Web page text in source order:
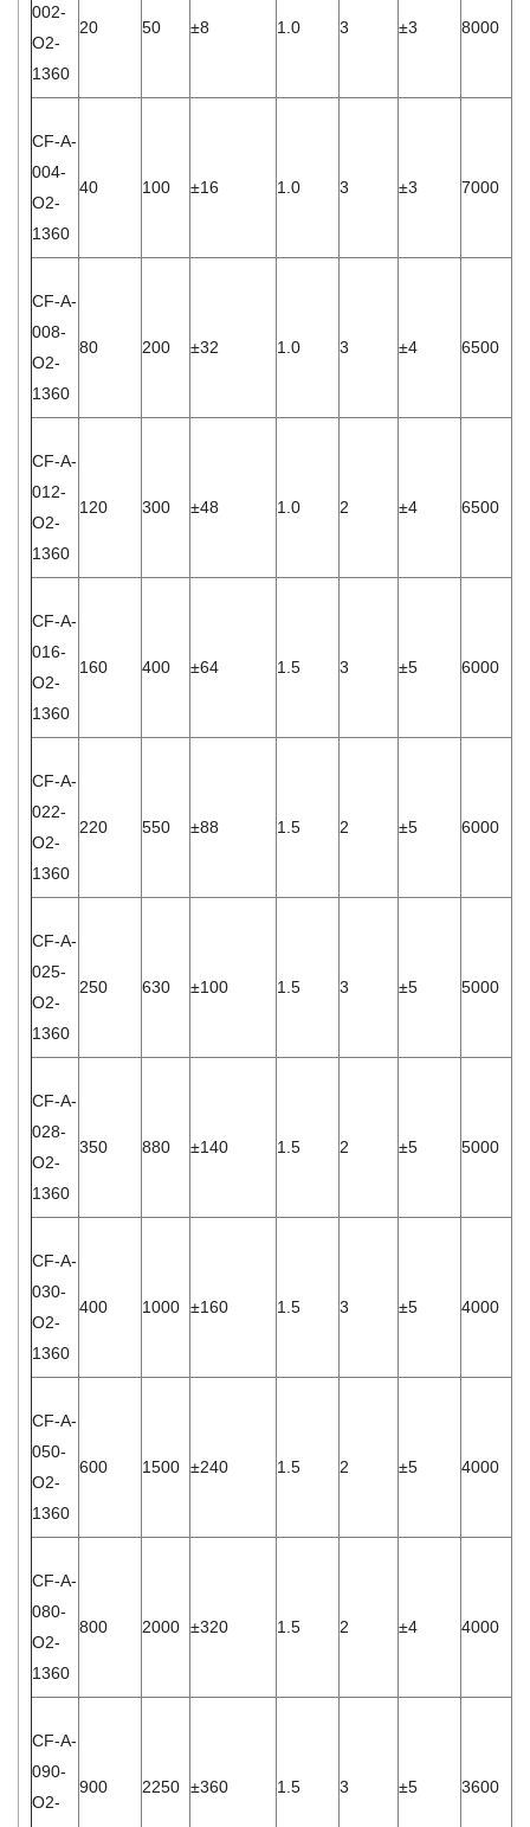
002-
O2-
1360
20 50 ±8 1.0 3 ±3 8000
CF-A-
004-
O2-
1360
40 100 ±16 1.0 3 ±3 7000
CF-A-
008-
O2-
1360
80 200 ±32 1.0 3 ±4 6500
CF-A-
012-
O2-
1360
120 300 ±48 1.0 2 ±4 6500
CF-A-
016-
O2-
1360
160 400 ±64 1.5 3 ±5 6000
CF-A-
022-
O2-
1360
220 550 ±88 1.5 2 ±5 6000
CF-A-
025-
O2-
1360
250 630 ±100 1.5 3 ±5 5000
CF-A-
028-
O2-
1360
350 880 ±140 1.5 2 ±5 5000
CF-A-
030-
O2-
1360
400 1000 ±160 1.5 3 ±5 4000
CF-A-
050-
O2-
1360
600 1500 ±240 1.5 2 ±5 4000
CF-A-
080-
O2-
1360
800 2000 ±320 1.5 2 ±4 4000
CF-A-
090-
O2-
900 2250 ±360 1.5 3 ±5 3600